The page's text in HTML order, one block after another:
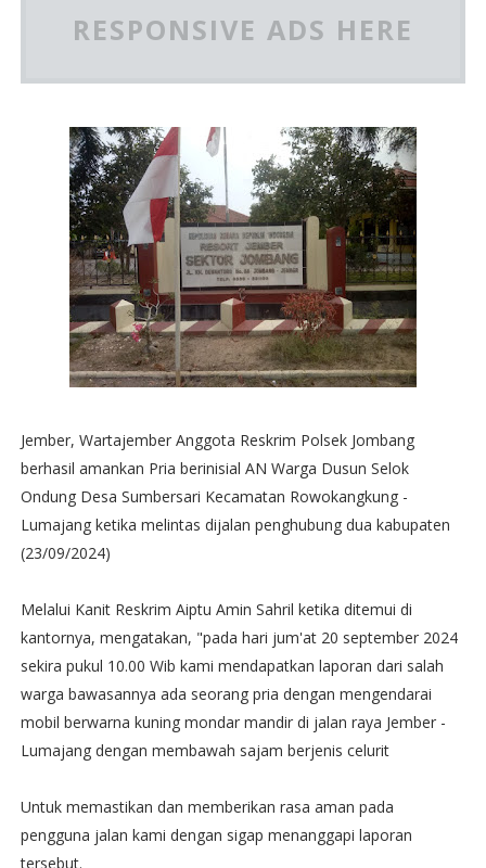
RESPONSIVE ADS HERE
Jember, Wartajember Anggota Reskrim Polsek Jombang
berhasil amankan Pria berinisial AN Warga Dusun Selok
Ondung Desa Sumbersari Kecamatan Rowokangkung -
Lumajang ketika melintas dijalan penghubung dua kabupaten
(23/09/2024)
Melalui Kanit Reskrim Aiptu Amin Sahril ketika ditemui di
kantornya, mengatakan, "pada hari jum'at 20 september 2024
sekira pukul 10.00 Wib kami mendapatkan laporan dari salah
warga bawasannya ada seorang pria dengan mengendarai
mobil berwarna kuning mondar mandir di jalan raya Jember -
Lumajang dengan membawah sajam berjenis celurit
Untuk memastikan dan memberikan rasa aman pada
pengguna jalan kami dengan sigap menanggapi laporan
tersebut.